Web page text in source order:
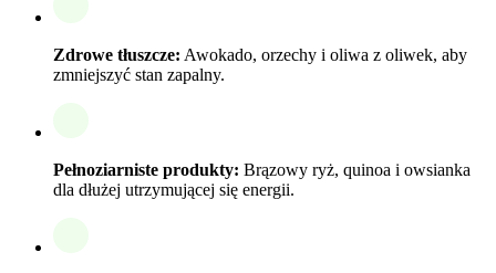
Zdrowe tłuszcze: Awokado, orzechy i oliwa z oliwek, aby
zmniejszyć stan zapalny.
Pełnoziarniste produkty: Brązowy ryż, quinoa i owsianka
dla dłużej utrzymującej się energii.